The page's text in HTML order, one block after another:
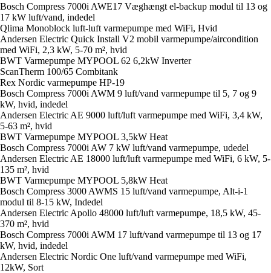
Bosch Compress 7000i AWE17 Væghængt el-backup modul til 13 og
17 kW luft/vand, indedel
Qlima Monoblock luft-luft varmepumpe med WiFi, Hvid
Andersen Electric Quick Install V2 mobil varmepumpe/aircondition
med WiFi, 2,3 kW, 5-70 m², hvid
BWT Varmepumpe MYPOOL 62 6,2kW Inverter
ScanTherm 100/65 Combitank
Rex Nordic varmepumpe HP-19
Bosch Compress 7000i AWM 9 luft/vand varmepumpe til 5, 7 og 9
kW, hvid, indedel
Andersen Electric AE 9000 luft/luft varmepumpe med WiFi, 3,4 kW,
5-63 m², hvid
BWT Varmepumpe MYPOOL 3,5kW Heat
Bosch Compress 7000i AW 7 kW luft/vand varmepumpe, udedel
Andersen Electric AE 18000 luft/luft varmepumpe med WiFi, 6 kW, 5-
135 m², hvid
BWT Varmepumpe MYPOOL 5,8kW Heat
Bosch Compress 3000 AWMS 15 luft/vand varmepumpe, Alt-i-1
modul til 8-15 kW, Indedel
Andersen Electric Apollo 48000 luft/luft varmepumpe, 18,5 kW, 45-
370 m², hvid
Bosch Compress 7000i AWM 17 luft/vand varmepumpe til 13 og 17
kW, hvid, indedel
Andersen Electric Nordic One luft/vand varmepumpe med WiFi,
12kW, Sort